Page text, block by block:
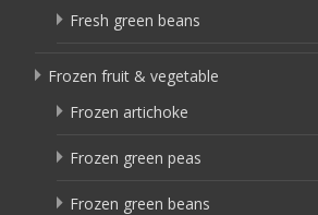
Fresh green beans
Frozen fruit & vegetable
Frozen artichoke
Frozen green peas
Frozen green beans